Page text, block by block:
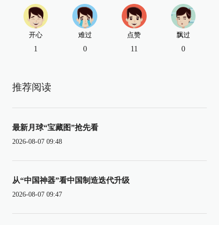
开心
1
难过
0
点赞
11
飘过
0
推荐阅读
最新月球“宝藏图”抢先看
2026-08-07 09:48
从“中国神器”看中国制造迭代升级
2026-08-07 09:47